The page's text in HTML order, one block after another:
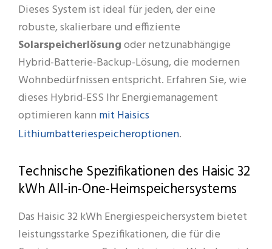
Dieses System ist ideal für jeden, der eine
robuste, skalierbare und effiziente
Solarspeicherlösungoder netzunabhängige
Hybrid-Batterie-Backup-Lösung, die modernen
Wohnbedürfnissen entspricht. Erfahren Sie, wie
dieses Hybrid-ESS Ihr Energiemanagement
optimieren kann mit Haisics
Lithiumbatteriespeicheroptionen.
Technische Spezifikationen des Haisic 32
kWh All-in-One-Heimspeichersystems
Das Haisic 32 kWh Energiespeichersystem bietet
leistungsstarke Spezifikationen, die für die